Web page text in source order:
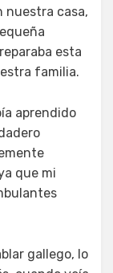
nuestra casa,
esta
familia.
aprendido
que mi
gallego, lo